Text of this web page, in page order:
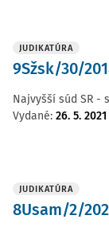
JUDIKATÚRA
9Sžsk/30/
Najvyšší súd SR -
Vydané: 26. 5. 2021
JUDIKATÚRA
8Usam/2/